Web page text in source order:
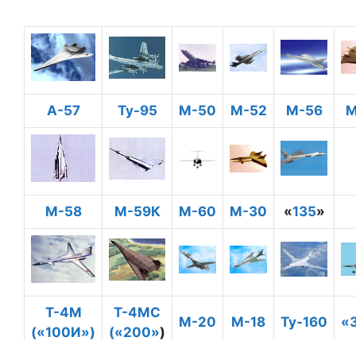
А-57 Ту-95 М-50 М-52 М-56
M-58 M-59К М-60 М-30 «135»
Т-4М
(«100И»)
Т-4МС
(«200»)
М-20 М-18 Ту-160